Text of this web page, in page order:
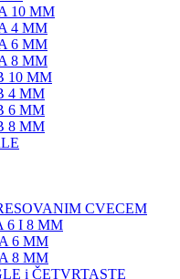
10 MM
4 MM
6 MM
8 MM
10 MM
4 MM
6 MM
8 MM
CVECEM
6 I 8 MM
6 MM
8 MM
i ČETVRTASTE